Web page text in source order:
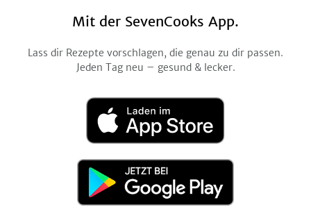
Mit der SevenCooks App.
Lass dir Rezepte vorschlagen, die genau zu dir passen.
Jeden Tag neu – gesund & lecker.
Laden
im
App
Jetzt
Google